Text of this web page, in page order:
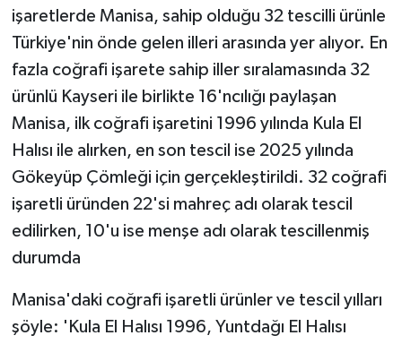
işaretlerde Manisa, sahip olduğu 32 tescilli ürünle
Türkiye'nin önde gelen illeri arasında yer alıyor. En
fazla coğrafi işarete sahip iller sıralamasında 32
ürünlü Kayseri ile birlikte 16'ncılığı paylaşan
Manisa, ilk coğrafi işaretini 1996 yılında Kula El
Halısı ile alırken, en son tescil ise 2025 yılında
Gökeyüp Çömleği için gerçekleştirildi. 32 coğrafi
işaretli üründen 22'si mahreç adı olarak tescil
edilirken, 10'u ise menşe adı olarak tescillenmiş
durumda
Manisa'daki coğrafi işaretli ürünler ve tescil yılları
şöyle: 'Kula El Halısı 1996, Yuntdağı El Halısı